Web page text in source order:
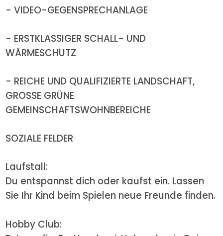
- VIDEO-GEGENSPRECHANLAGE
- ERSTKLASSIGER SCHALL- UND
WÄRMESCHUTZ
- REICHE UND QUALIFIZIERTE LANDSCHAFT,
GROSSE GRÜNE
GEMEINSCHAFTSWOHNBEREICHE
SOZIALE FELDER
Laufstall:
Du entspannst dich oder kaufst ein. Lassen
Sie Ihr Kind beim Spielen neue Freunde finden.
Hobby Club: